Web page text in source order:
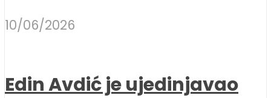
10/06/2026
Edin Avdić je ujedinjavao